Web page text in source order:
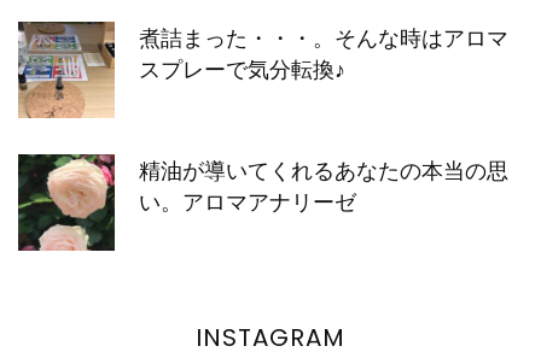
煮詰まった・・・。そんな時はアロマ
スプレーで気分転換♪
精油が導いてくれるあなたの本当の思
い。アロマアナリーゼ
INSTAGRAM